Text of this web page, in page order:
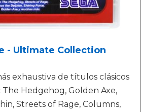
- Ultimate Collection
exhaustiva de títulos clásicos
The Hedgehog, Golden Axe,
Streets of Rage, Columns,